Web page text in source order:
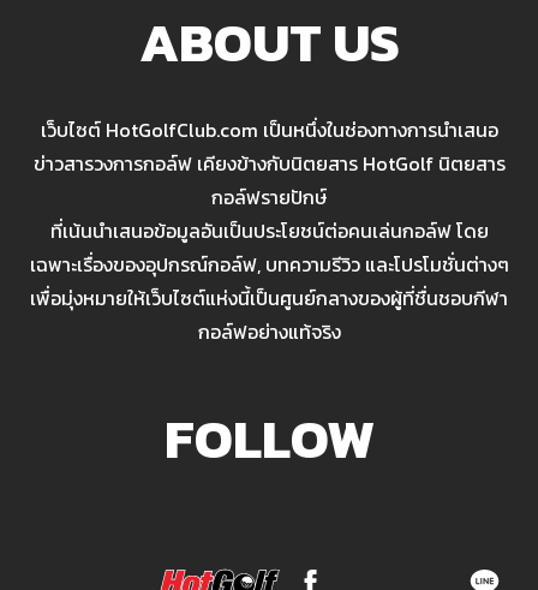
ABOUT US
เว็บไซต์ HotGolfClub.com เป็นหนึ่งในช่องทางการนำเสนอ
ข่าวสารวงการกอล์ฟ เคียงข้างกับนิตยสาร HotGolf นิตยสาร
กอล์ฟรายปักษ์
ที่เน้นนำเสนอข้อมูลอันเป็นประโยชน์ต่อคนเล่นกอล์ฟ โดย
เฉพาะเรื่องของอุปกรณ์กอล์ฟ, บทความรีวิว และโปรโมชั่นต่างๆ
เพื่อมุ่งหมายให้เว็บไซต์แห่งนี้เป็นศูนย์กลางของผู้ที่ชื่นชอบกีฬา
กอล์ฟอย่างแท้จริง
FOLLOW